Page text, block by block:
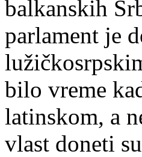
balkanskih
parlament je
bilo vreme
latinskom, a
vlast doneti